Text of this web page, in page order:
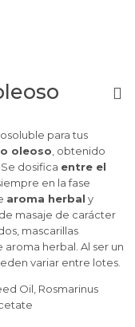
para tus
oleoso , obtenido
Se dosifica entre el
en la fase
aroma herbal y
masaje de carácter
mascarillas
herbal. Al ser un
variar entre lotes.
Oil, Rosmarinus